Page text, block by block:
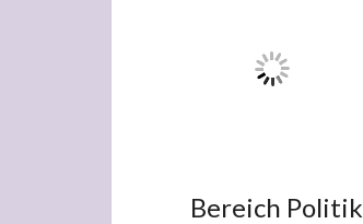
Bereich Politik